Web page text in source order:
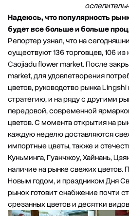
Надеюсь, что популярность
будет все больше и больше
Репортер узнал, что на
существуют 136 торговцев, 106
Caojiadu flower market. После
market, для удовлетворения
цветов, руководство рынка
стратегию, и на ряду с другими
передовой, современной
цветов. С момента открытия на
каждую неделю доставляются
импортные цветы, также и
Куньминга, Гуанчжоу, Хайнань,
наличие на рынке свежих цветов.
Новым годом, и праздником Дня
рынок готовит снабжение почти
срезанных цветов и десятки